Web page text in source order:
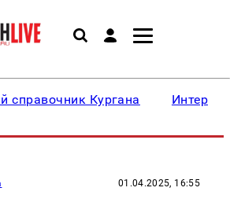
справочник Кургана
01.04.2025, 16:55